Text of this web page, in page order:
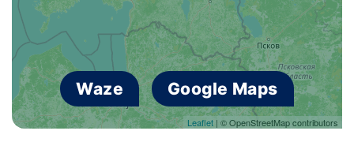
Leaflet | © OpenStreetMap contributors
Waze Google Maps